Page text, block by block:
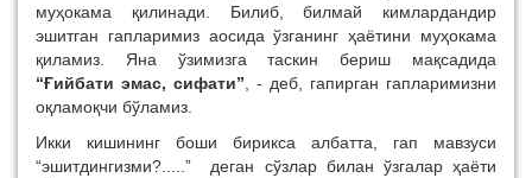
муҳокама қилинади. Билиб, билмай кимлардандир
эшитган гапларимиз аосида ўзганинг ҳаётини муҳокама
қиламиз. Яна ўзимизга таскин бериш мақсадида
“Ғийбати эмас, сифати” , - деб, гапирган гапларимизни
оқламоқчи бўламиз.
Икки кишининг боши бирикса албатта, гап мавзуси
“эшитдингизми?.....” деган сўзлар билан ўзгалар ҳаёти